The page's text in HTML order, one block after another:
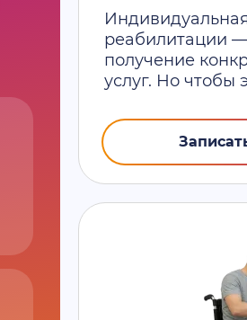
реабилитации
получение
услуг. Но чтобы